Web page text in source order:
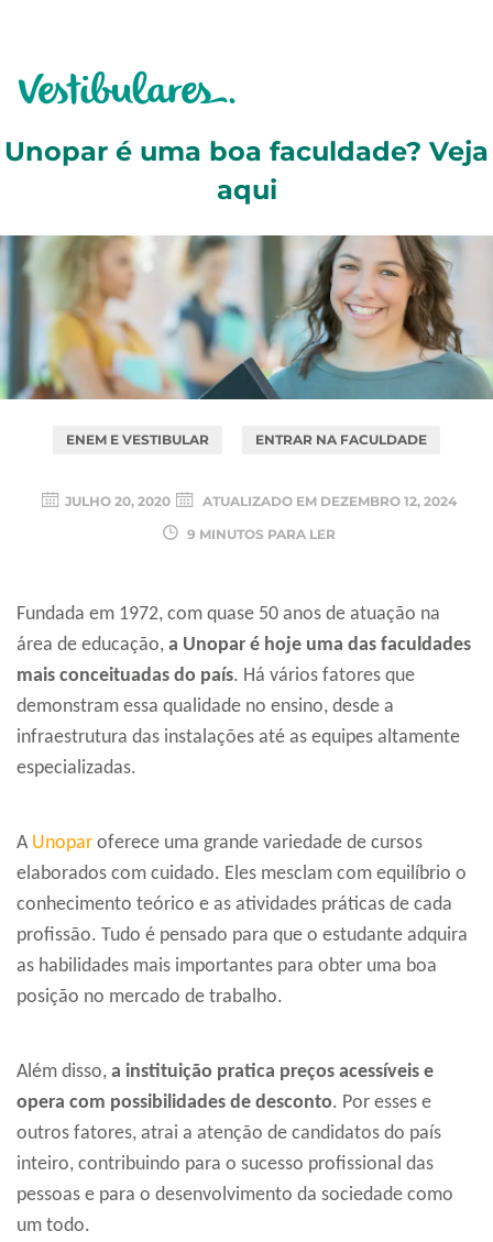
Unopar é uma boa faculdade? Veja
aqui
ENEM E VESTIBULAR ENTRAR NA FACULDADE
JULHO 20, 2020 ATUALIZADO EM DEZEMBRO 12, 2024
9 MINUTOS PARA LER
Fundada em 1972, com quase 50 anos de atuação na
área de educação, a Unopar é hoje uma das faculdades
mais conceituadas do país. Há vários fatores que
demonstram essa qualidade no ensino, desde a
infraestrutura das instalações até as equipes altamente
especializadas.
A Unopar oferece uma grande variedade de cursos
elaborados com cuidado. Eles mesclam com equilíbrio o
conhecimento teórico e as atividades práticas de cada
profissão. Tudo é pensado para que o estudante adquira
as habilidades mais importantes para obter uma boa
posição no mercado de trabalho.
Além disso, a instituição pratica preços acessíveis e
opera com possibilidades de desconto. Por esses e
outros fatores, atrai a atenção de candidatos do país
inteiro, contribuindo para o sucesso profissional das
pessoas e para o desenvolvimento da sociedade como
um todo.